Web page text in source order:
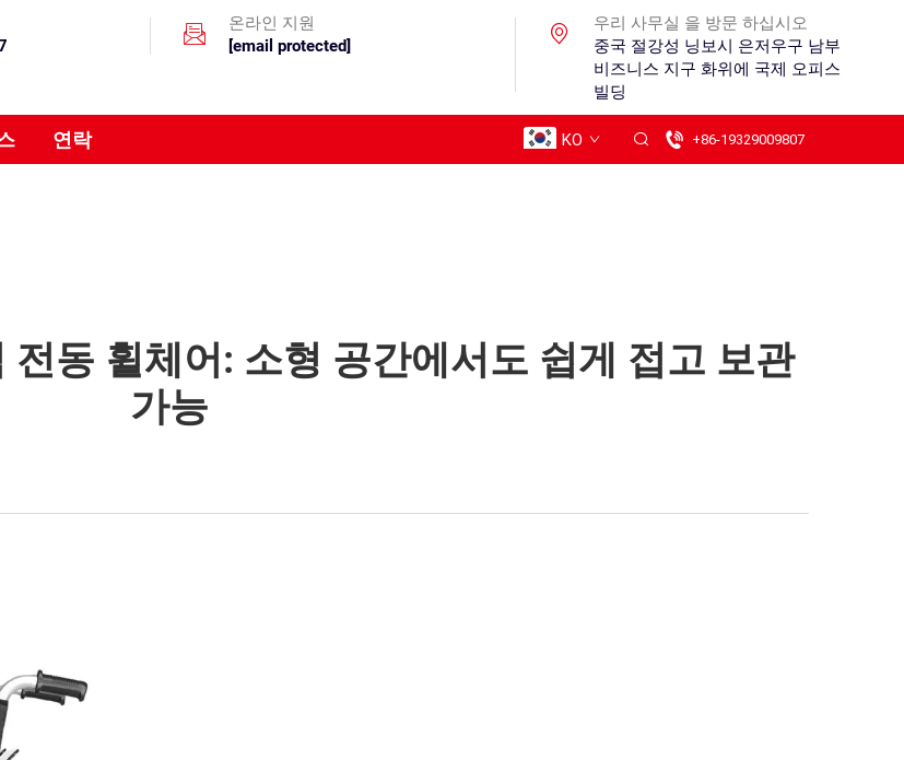
온라인 지원
[email protected]
우리 사무실 을 방문 하십시오
중국 절강성 닝보시 은저우구 남부
비즈니스 지구 화위에 국제 오피스
빌딩
연락 KO +86-19329009807
동 휠체어: 소형 공간에서도 쉽게 접고 보관
가능